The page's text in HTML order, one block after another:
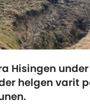
Hisingen under
helgen varit